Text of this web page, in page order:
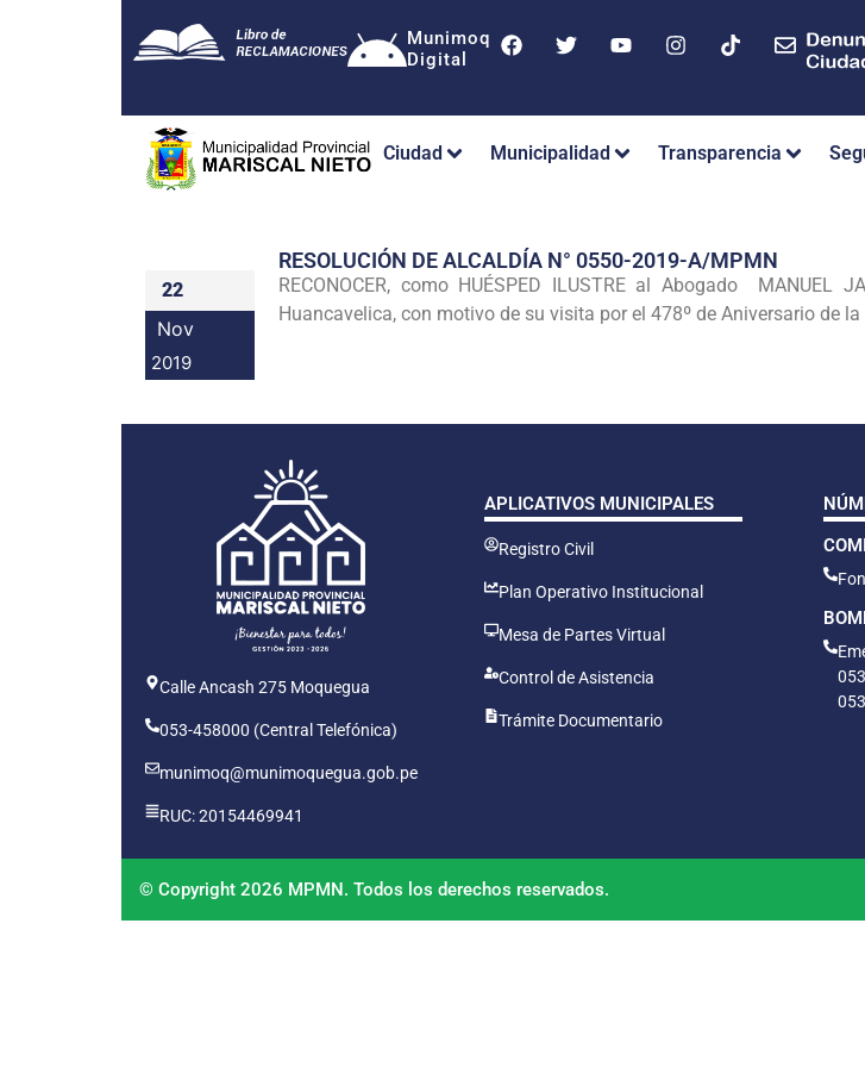
Munimoq
Digital
Ciudad Municipalidad Transparencia
22
Nov
2019
RESOLUCIÓN DE ALCALDÍA N° 0550-2019-A/MPMN
RECONOCER, como HUÉSPED ILUSTRE al Abogado
Huancavelica, con motivo de su visita por el 478º de Aniversario de
Calle Ancash 275 Moquegua
053-458000 (Central Telefónica)
munimoq@munimoquegua.gob.pe
RUC: 20154469941
APLICATIVOS MUNICIPALES
Registro Civil
Plan Operativo Institucional
Mesa de Partes Virtual
Control de Asistencia
Trámite Documentario
© Copyright 2026 MPMN. Todos los derechos reservados.